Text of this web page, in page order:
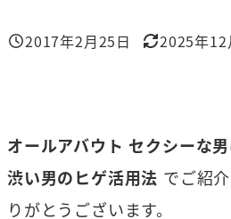
投稿日
2017年2月25日
更新日
2025年12
オールアバウト セクシーな
渋い男のヒゲ活用法 でご紹
りがとうございます。